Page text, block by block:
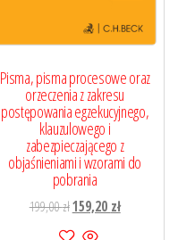
Pisma, pisma procesowe oraz
orzeczenia z zakresu
postępowania egzekucyjnego,
klauzulowego i
zabezpieczającego z
objaśnieniami i wzorami do
pobrania
199,00złPierwotna
cena
159,20 złAktualna